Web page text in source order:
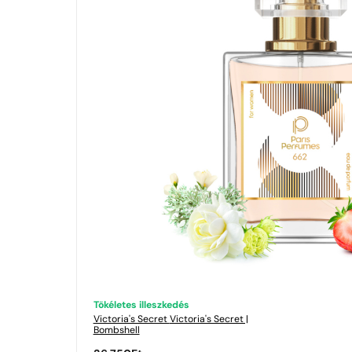
Tökéletes illeszkedés
Victoria's Secret Victoria's Secret |
Bombshell